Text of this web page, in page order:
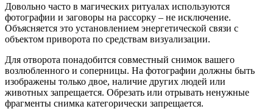
Довольно часто в магических ритуалах используются
фотографии и заговоры на рассорку – не исключение.
Объясняется это установлением энергетической связи с
объектом приворота по средствам визуализации.
Для отворота понадобится совместный снимок вашего
возлюбленного и соперницы. На фотографии должны быть
изображены только двое, наличие других людей или
животных запрещается. Обрезать или отрывать ненужные
фрагменты снимка категорически запрещается.